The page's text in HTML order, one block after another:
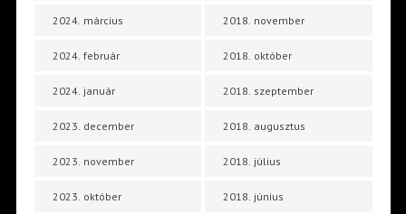
2024. március
2024. február
2024. január
2023. december
2023. november
2023. október
2018. november
2018. október
2018. szeptember
2018. augusztus
2018. július
2018. június